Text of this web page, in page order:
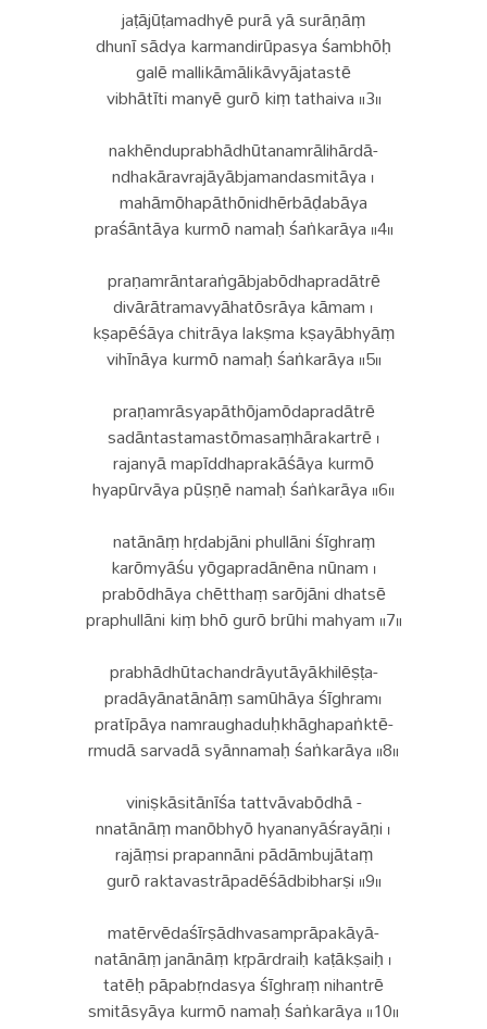
jaṭājūṭamadhyē purā yā surāṇāṃ
dhunī sādya karmandirūpasya śambhōḥ
galē mallikāmālikāvyājatastē
vibhātīti manyē gurō kiṃ tathaiva ॥3॥
nakhēnduprabhādhūtanamrālihārdā-
ndhakāravrajāyābjamandasmitāya ।
mahāmōhapāthōnidhērbāḍabāya
praśāntāya kurmō namaḥ śaṅkarāya ॥4॥
praṇamrāntaraṅgābjabōdhapradātrē
divārātramavyāhatōsrāya kāmam ।
kṣapēśāya chitrāya lakṣma kṣayābhyāṃ
vihīnāya kurmō namaḥ śaṅkarāya ॥5॥
praṇamrāsyapāthōjamōdapradātrē
sadāntastamastōmasaṃhārakartrē ।
rajanyā mapīddhaprakāśāya kurmō
hyapūrvāya pūṣṇē namaḥ śaṅkarāya ॥6॥
natānāṃ hṛdabjāni phullāni śīghraṃ
karōmyāśu yōgapradānēna nūnam ।
prabōdhāya chētthaṃ sarōjāni dhatsē
praphullāni kiṃ bhō gurō brūhi mahyam ॥7॥
prabhādhūtachandrāyutāyākhilēṣṭa-
pradāyānatānāṃ samūhāya śīghram।
pratīpāya namraughaduḥkhāghapaṅktē-
rmudā sarvadā syānnamaḥ śaṅkarāya ॥8॥
viniṣkāsitānīśa tattvāvabōdhā -
nnatānāṃ manōbhyō hyananyāśrayāṇi ।
rajāṃsi prapannāni pādāmbujātaṃ
gurō raktavastrāpadēśādbibharṣi ॥9॥
matērvēdaśīrṣādhvasamprāpakāyā-
natānāṃ janānāṃ kṛpārdraiḥ kaṭākṣaiḥ ।
tatēḥ pāpabṛndasya śīghraṃ nihantrē
smitāsyāya kurmō namaḥ śaṅkarāya ॥10॥